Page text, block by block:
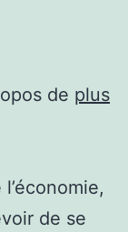
de plus
de se